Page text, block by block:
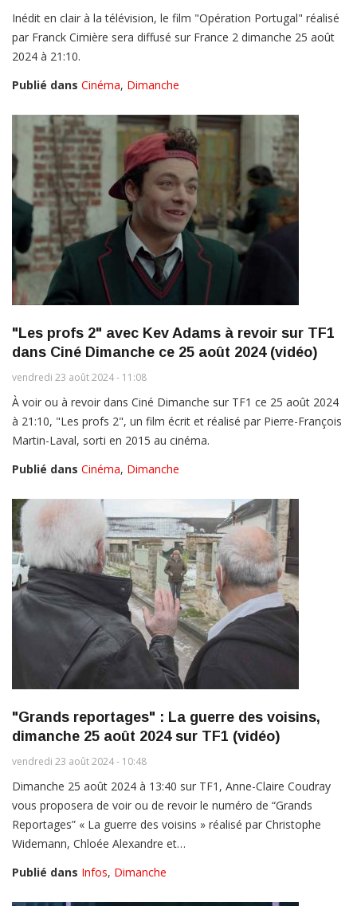
Inédit en clair à la télévision, le film "Opération Portugal" réalisé
par Franck Cimière sera diffusé sur France 2 dimanche 25 août
2024 à 21:10.
Publié dans Cinéma, Dimanche
"Les profs 2" avec Kev Adams à revoir sur TF1
dans Ciné Dimanche ce 25 août 2024 (vidéo)
vendredi 23 août 2024 - 11:08
À voir ou à revoir dans Ciné Dimanche sur TF1 ce 25 août 2024
à 21:10, "Les profs 2", un film écrit et réalisé par Pierre-François
Martin-Laval, sorti en 2015 au cinéma.
Publié dans Cinéma, Dimanche
"Grands reportages" : La guerre des voisins,
dimanche 25 août 2024 sur TF1 (vidéo)
vendredi 23 août 2024 - 10:48
Dimanche 25 août 2024 à 13:40 sur TF1, Anne-Claire Coudray
vous proposera de voir ou de revoir le numéro de “Grands
Reportages” « La guerre des voisins » réalisé par Christophe
Widemann, Chloée Alexandre et…
Publié dans Infos, Dimanche